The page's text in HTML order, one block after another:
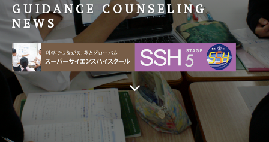
GUIDANCE COUNSELING
NEWS